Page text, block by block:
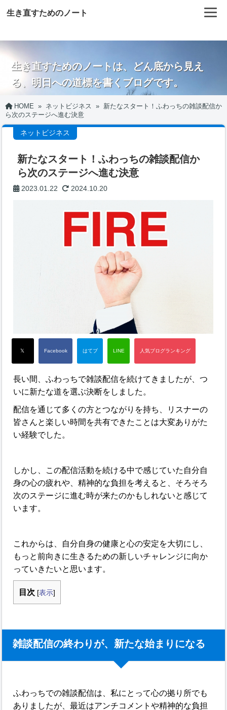
生き直すためのノート
生き直すためのノートは、どん底から見え
る、明日への道標を書くブログです。
HOME » ネットビジネス » 新たなスタート！ふわっちの雑談配信か
ら次のステージへ進む決意
ネットビジネス
新たなスタート！ふわっちの雑談配信か
ら次のステージへ進む決意
2023.01.22 2024.10.20
長い間、ふわっちで雑談配信を続けてきましたが、つ
いに新たな道を選ぶ決断をしました。
配信を通じて多くの方とつながりを持ち、リスナーの
皆さんと楽しい時間を共有できたことは大変ありがた
い経験でした。
しかし、この配信活動を続ける中で感じていた自分自
身の心の疲れや、精神的な負担を考えると、そろそろ
次のステージに進む時が来たのかもしれないと感じて
います。
これからは、自分自身の健康と心の安定を大切にし、
もっと前向きに生きるための新しいチャレンジに向か
っていきたいと思います。
目次 [表示]
雑談配信の終わりが、新たな始まりになる
ふわっちでの雑談配信は、私にとって心の拠り所でも
ありましたが、最近はアンチコメントや精神的な負担